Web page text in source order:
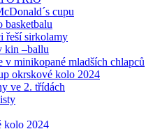
cupu
basketbalu
řeší sirkolamy
kin –ballu
v minikopané mladších chlapců
okrskové kolo 2024
ve 2. třídách
kolo 2024